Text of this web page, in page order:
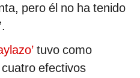
pero él no ha tenido
tuvo como
efectivos